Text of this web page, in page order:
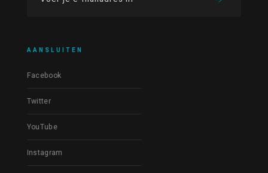
AANSLUITEN
Facebook
Twitter
YouTube
Instagram